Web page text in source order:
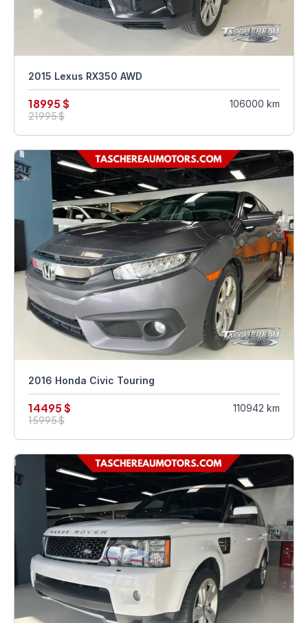
2015 Lexus RX350 AWD
18995 $
21995 $
106000 km
2016 Honda Civic Touring
14495 $
15995 $
110942 km